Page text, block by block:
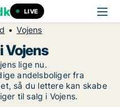
LIVE
Vojens
Vojens
lige nu.
andelsboliger fra
så du lettere kan skabe
til salg i Vojens.